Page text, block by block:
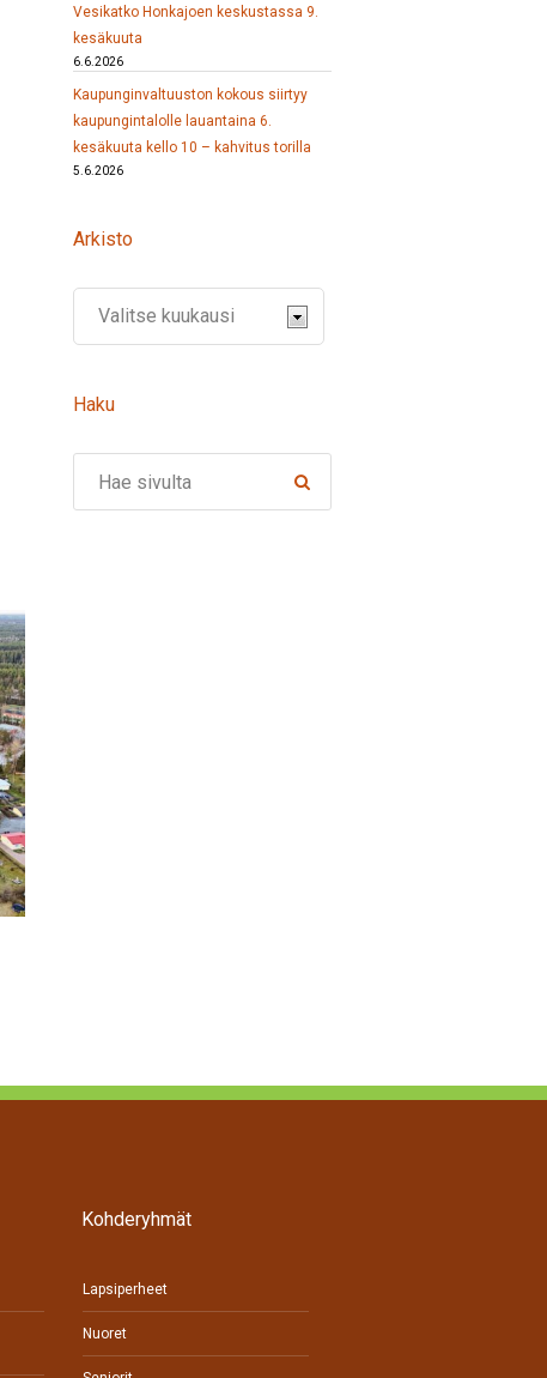
Vesikatko Honkajoen keskustassa 9.
kesäkuuta
6.6.2026
Kaupunginvaltuuston kokous siirtyy
kaupungintalolle lauantaina 6.
kesäkuuta kello 10 – kahvitus torilla
5.6.2026
Arkisto
Haku
Kohderyhmät
Lapsiperheet
Nuoret